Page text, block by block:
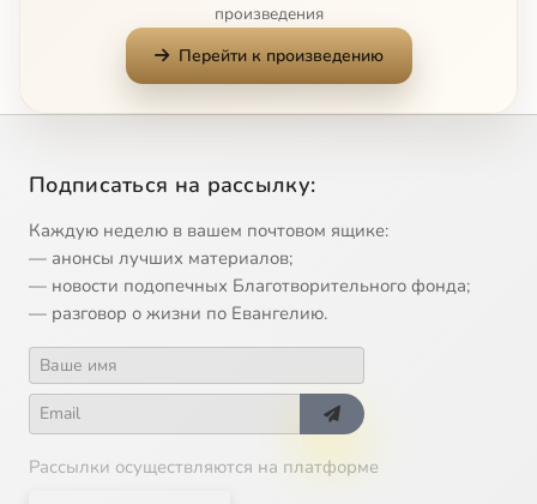
произведения
Перейти к произведению
Подписаться на рассылку:
Каждую неделю в вашем почтовом ящике:
— анонсы лучших материалов;
— новости подопечных Благотворительного фонда;
— разговор о жизни по Евангелию.
Рассылки осуществляются на платформе